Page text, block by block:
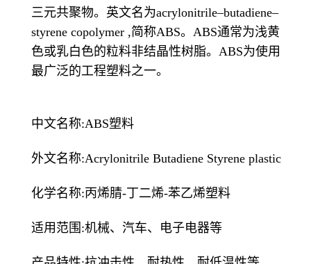
三元共聚物。英文名为acrylonitrile–butadiene–
styrene copolymer ,简称ABS。ABS通常为浅黄
色或乳白色的粒料非结晶性树脂。ABS为使用
最广泛的工程塑料之一。
中文名称:ABS塑料
外文名称:Acrylonitrile Butadiene Styrene plastic
化学名称:丙烯腈-丁二烯-苯乙烯塑料
适用范围:机械、汽车、电子电器等